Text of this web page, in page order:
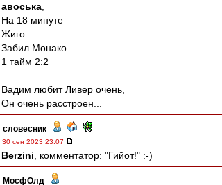
авоська
На 18 минуте
Жиго
Забил Монако.
1 тайм 2:2
Вадим любит Ливер очень,
Он очень расстроен...
словесник -
30 сен 2023 23:07
Berzini , комментатор: "Гийот!" :-)
МосфОлд -